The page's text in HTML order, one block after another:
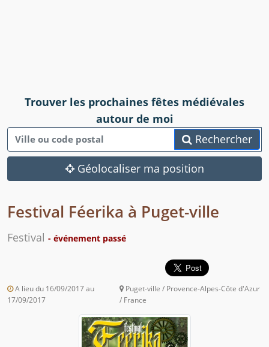
Trouver les prochaines fêtes médiévales
autour de moi
Rechercher
Géolocaliser ma position
Festival Féerika à Puget-ville
Festival - événement passé
A lieu du 16/09/2017 au
17/09/2017
Puget-ville / Provence-Alpes-Côte d'Azur
/ France